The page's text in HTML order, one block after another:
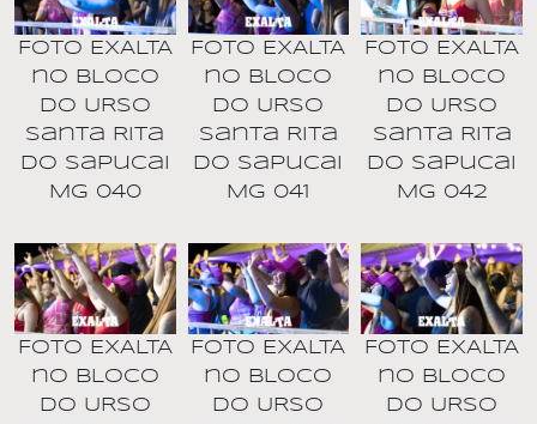
Foto EXALTA
no BLOCO
DO URSO
Santa Rita
do Sapucai
MG 040
Foto EXALTA
no BLOCO
DO URSO
Santa Rita
do Sapucai
MG 041
Foto EXALTA
no BLOCO
DO URSO
Santa Rita
do Sapucai
MG 042
Foto EXALTA
no BLOCO
DO URSO
Foto EXALTA
no BLOCO
DO URSO
Foto EXALTA
no BLOCO
DO URSO